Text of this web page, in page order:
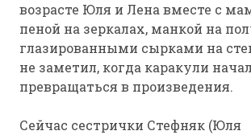
возрасте Юля и Лена вместе с
пеной на зеркалах, манкой на
глазированными сырками на
не заметил, когда каракули
превращаться в произведения.
Сейчас сестрички Стефняк (Юля